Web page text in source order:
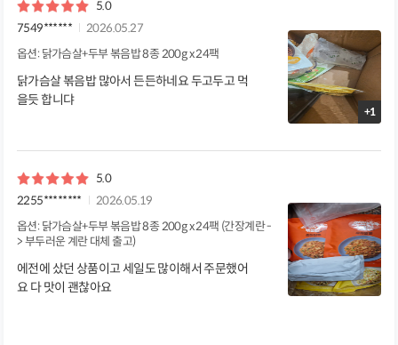
5.0
7549******
2026.05.27
옵션: 닭가슴살+두부 볶음밥 8종 200g x 24팩
닭가슴살 볶음밥 많아서 든든하네요 두고두고 먹
을듯 합니댜
+1
5.0
2255********
2026.05.19
옵션: 닭가슴살+두부 볶음밥 8종 200g x 24팩 (간장계란 -
> 부두러운 계란 대체 출고)
에전에 샀던 상품이고 세일도 많이해서 주문했어
요 다 맛이 괜찮아요